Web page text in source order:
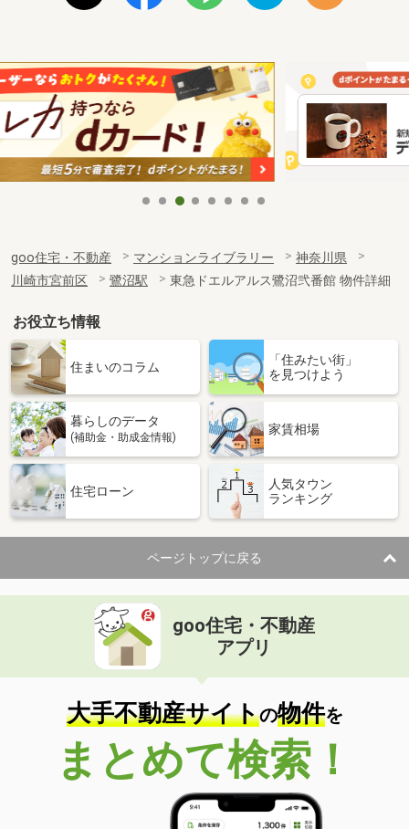
goo住宅・不動産 マンションライブラリー
神奈川県
川崎市宮前区
鷺沼駅 東急ドエルアルス鷺沼弐番館 物件詳細
お役立ち情報
住まいのコラム
「住みたい街」
を見つけよう
暮らしのデータ
(補助金・助成金情報)
家賃相場
住宅ローン
人気タウン
ランキング
ページトップに戻る
goo住宅・不動産
アプリ
大手不動産サイトの物件を
まとめて検索！